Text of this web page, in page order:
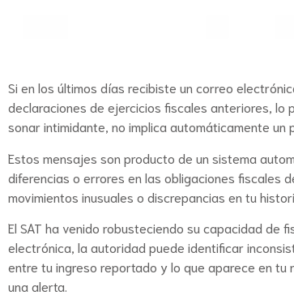
Si en los últimos días recibiste un correo
declaraciones de ejercicios fiscales anteriores, lo
sonar intimidante, no implica automáticamente
Estos mensajes son producto de un sistema
diferencias o errores en las obligaciones fiscales
movimientos inusuales o discrepancias en tu
El SAT ha venido robusteciendo su capacidad de
electrónica, la autoridad puede identificar
entre tu ingreso reportado y lo que aparece en tu
una alerta.